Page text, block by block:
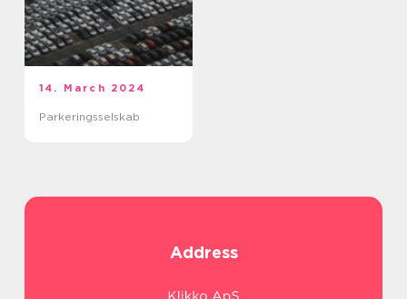
14. March 2024
Parkeringsselskab
Address